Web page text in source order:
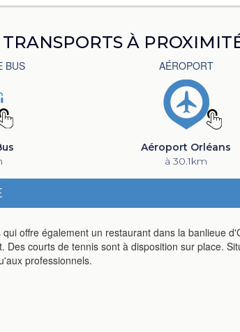
TRANSPORTS À
BUS AÉROPORT
Aéroport Orléans
à 30.1km
offre également un restaurant dans la banlieue
Des courts de tennis sont à disposition sur place.
professionnels.